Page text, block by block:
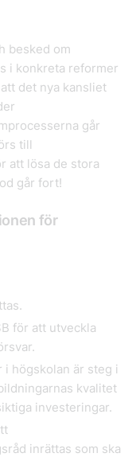
besked om
i konkreta reformer
det nya kansliet
går
till
att lösa de stora
går fort!
för
för att utveckla
högskolan är steg i
kvalitet
investeringar.
inrättas som ska